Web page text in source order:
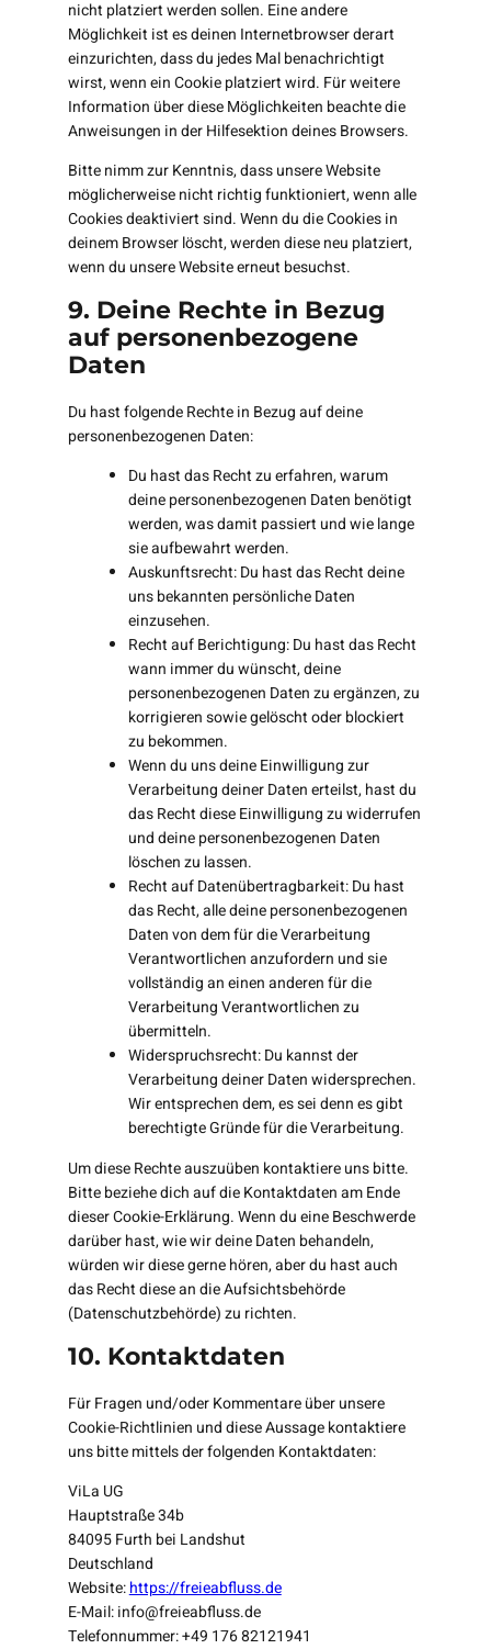
nicht platziert werden sollen. Eine andere
Möglichkeit ist es deinen Internetbrowser derart
einzurichten, dass du jedes Mal benachrichtigt
wirst, wenn ein Cookie platziert wird. Für weitere
Information über diese Möglichkeiten beachte die
Anweisungen in der Hilfesektion deines Browsers.
Bitte nimm zur Kenntnis, dass unsere Website
möglicherweise nicht richtig funktioniert, wenn alle
Cookies deaktiviert sind. Wenn du die Cookies in
deinem Browser löscht, werden diese neu platziert,
wenn du unsere Website erneut besuchst.
9. Deine Rechte in Bezug
auf personenbezogene
Daten
Du hast folgende Rechte in Bezug auf deine
personenbezogenen Daten:
Du hast das Recht zu erfahren, warum
deine personenbezogenen Daten benötigt
werden, was damit passiert und wie lange
sie aufbewahrt werden.
Auskunftsrecht: Du hast das Recht deine
uns bekannten persönliche Daten
einzusehen.
Recht auf Berichtigung: Du hast das Recht
wann immer du wünscht, deine
personenbezogenen Daten zu ergänzen, zu
korrigieren sowie gelöscht oder blockiert
zu bekommen.
Wenn du uns deine Einwilligung zur
Verarbeitung deiner Daten erteilst, hast du
das Recht diese Einwilligung zu widerrufen
und deine personenbezogenen Daten
löschen zu lassen.
Recht auf Datenübertragbarkeit: Du hast
das Recht, alle deine personenbezogenen
Daten von dem für die Verarbeitung
Verantwortlichen anzufordern und sie
vollständig an einen anderen für die
Verarbeitung Verantwortlichen zu
übermitteln.
Widerspruchsrecht: Du kannst der
Verarbeitung deiner Daten widersprechen.
Wir entsprechen dem, es sei denn es gibt
berechtigte Gründe für die Verarbeitung.
Um diese Rechte auszuüben kontaktiere uns bitte.
Bitte beziehe dich auf die Kontaktdaten am Ende
dieser Cookie-Erklärung. Wenn du eine Beschwerde
darüber hast, wie wir deine Daten behandeln,
würden wir diese gerne hören, aber du hast auch
das Recht diese an die Aufsichtsbehörde
(Datenschutzbehörde) zu richten.
10. Kontaktdaten
Für Fragen und/oder Kommentare über unsere
Cookie-Richtlinien und diese Aussage kontaktiere
uns bitte mittels der folgenden Kontaktdaten:
ViLa UG
Hauptstraße 34b
84095 Furth bei Landshut
Deutschland
Website:https://freieabfluss.de
E-Mail:info@freieabfluss.de
Telefonnummer: +49 176 82121941